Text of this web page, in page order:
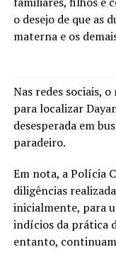
o desejo de que as
materna e os
Nas redes sociais,
para localizar
desesperada em
paradeiro.
Em nota, a Polícia
diligências
inicialmente, para
indícios da prática
entanto,